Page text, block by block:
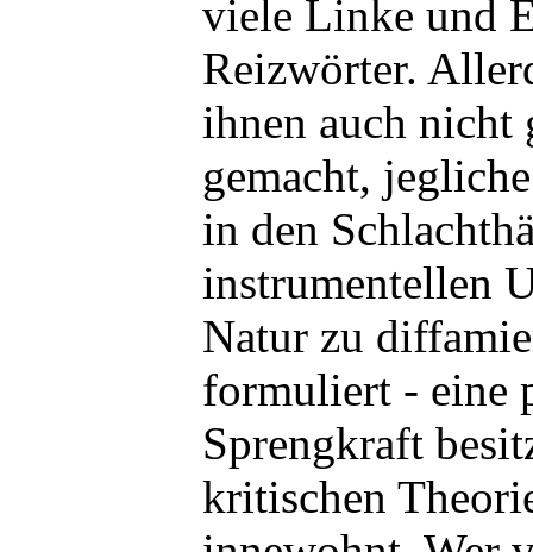
viele Linke und
Reizwörter.
ihnen auch nicht
gemacht,
in den
instrumentellen
Natur zu
formuliert - eine
Sprengkraft
kritischen